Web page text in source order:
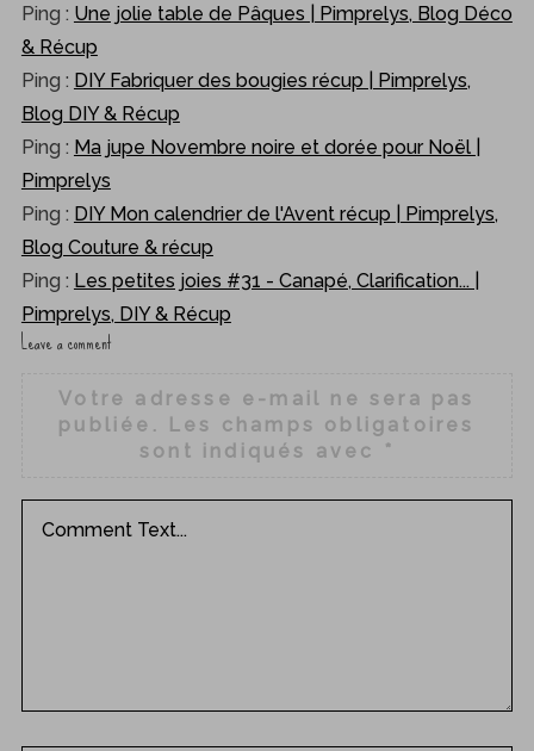
Ping : Une jolie table de Pâques | Pimprelys, Blog Déco
& Récup
Ping : DIY Fabriquer des bougies récup | Pimprelys,
Blog DIY & Récup
Ping : Ma jupe Novembre noire et dorée pour Noël |
Pimprelys
Ping : DIY Mon calendrier de l'Avent récup | Pimprelys,
Blog Couture & récup
Ping : Les petites joies #31 - Canapé, Clarification... |
Pimprelys, DIY & Récup
L
n
t
Leave a comment
Votre adresse e-mail ne sera pas
publiée.
Les champs obligatoires
sont indiqués avec
*